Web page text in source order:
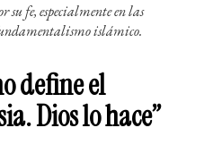
fe, especialmente en las
islámico.
define el
Dios lo hace”